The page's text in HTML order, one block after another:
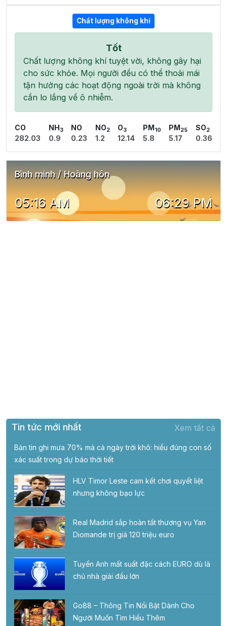
Chất lượng không khí
Tốt
Chất lượng không khí tuyệt vời, không gây hại
cho sức khỏe. Mọi người đều có thể thoải mái
tận hưởng các hoạt động ngoài trời mà không
cần lo lắng về ô nhiễm.
CO
282.03
NH 3
0.9
NO
0.23
NO2
1.2
O3
12.14
PM 10
5.8
PM 25
5.17
SO2
0.36
Bình minh / Hoàng hôn
05:16 AM 06:29 PM
Tin tức mới nhất Xem tất cả
Bản tin ghi mưa 70% mà cả ngày trời khô: hiểu đúng con số
xác suất trong dự báo thời tiết
HLV Timor Leste cam kết chơi quyết liệt
nhưng không bạo lực
Real Madrid sắp hoàn tất thương vụ Yan
Diomande trị giá 120 triệu euro
Tuyển Anh mất suất đặc cách EURO dù là
chủ nhà giải đấu lớn
Go88 – Thông Tin Nổi Bật Dành Cho
Người Muốn Tìm Hiểu Thêm